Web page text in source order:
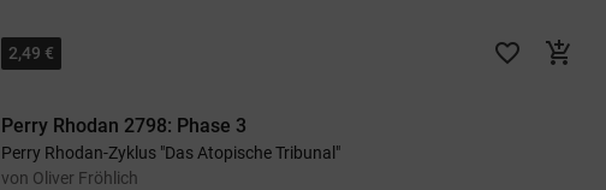
2,49 € favorite_border add_shopping_cart
Perry Rhodan 2798: Phase 3
Perry Rhodan-Zyklus "Das Atopische Tribunal"
von Oliver Fröhlich